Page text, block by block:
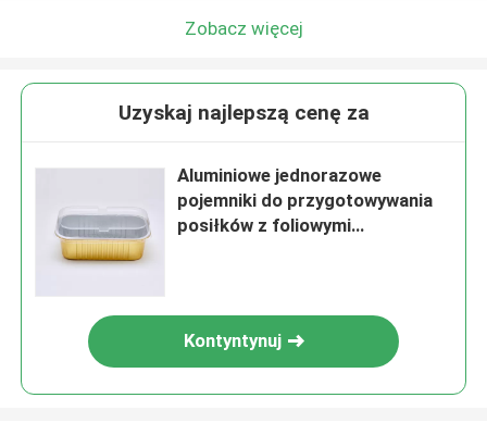
Zobacz więcej
Uzyskaj najlepszą cenę za
Aluminiowe jednorazowe
pojemniki do przygotowywania
posiłków z foliowymi
Kontyntynuj